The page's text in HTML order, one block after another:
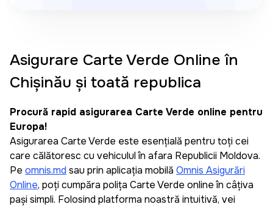
Asigurare Carte Verde Online în
Chișinău și toată republica
Procură rapid asigurarea Carte Verde online pentru
Europa!
Asigurarea Carte Verde este esențială pentru toți cei
care călătoresc cu vehiculul în afara Republicii Moldova.
Pe omnis.md sau prin aplicația mobilă Omnis Asigurări
Online, poți cumpăra polița Carte Verde online în câțiva
pași simpli. Folosind platforma noastră intuitivă, vei